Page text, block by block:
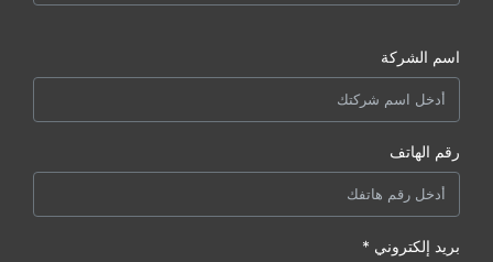
اسم الشركة
رقم الهاتف
بريد إلكتروني *